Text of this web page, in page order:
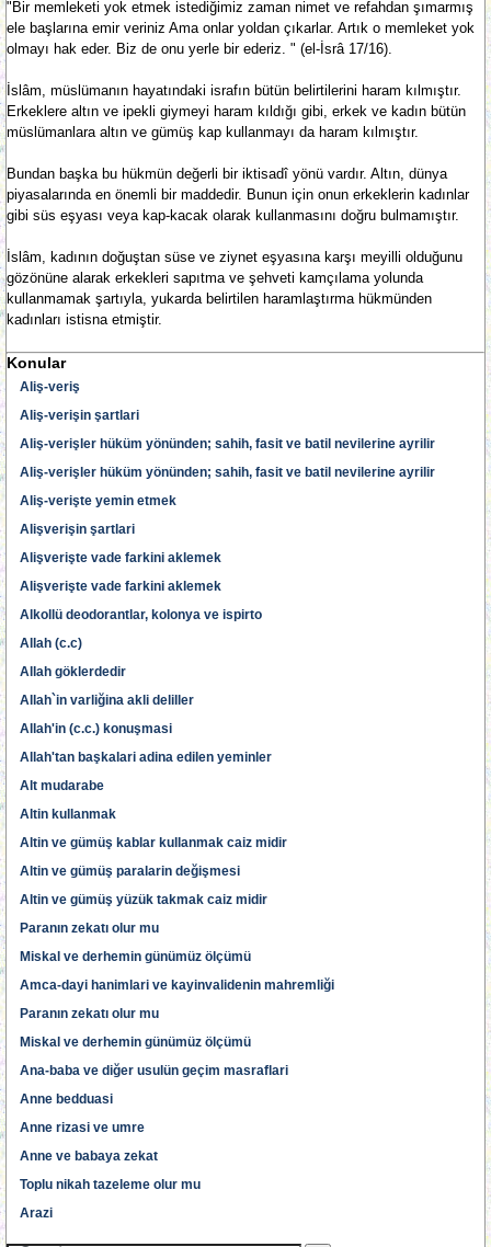
"Bir memleketi yok etmek istediğimiz zaman nimet ve refahdan şımarmış
ele başlarına emir veriniz Ama onlar yoldan çıkarlar. Artık o memleket yok
olmayı hak eder. Biz de onu yerle bir ederiz. " (el-İsrâ 17/16).
İslâm, müslümanın hayatındaki israfın bütün belirtilerini haram kılmıştır.
Erkeklere altın ve ipekli giymeyi haram kıldığı gibi, erkek ve kadın bütün
müslümanlara altın ve gümüş kap kullanmayı da haram kılmıştır.
Bundan başka bu hükmün değerli bir iktisadî yönü vardır. Altın, dünya
piyasalarında en önemli bir maddedir. Bunun için onun erkeklerin kadınlar
gibi süs eşyası veya kap-kacak olarak kullanmasını doğru bulmamıştır.
İslâm, kadının doğuştan süse ve ziynet eşyasına karşı meyilli olduğunu
gözönüne alarak erkekleri sapıtma ve şehveti kamçılama yolunda
kullanmamak şartıyla, yukarda belirtilen haramlaştırma hükmünden
kadınları istisna etmiştir.
Konular
Aliş-veriş
Aliş-verişin şartlari
Aliş-verişler hüküm yönünden; sahih, fasit ve batil nevilerine ayrilir
Aliş-verişler hüküm yönünden; sahih, fasit ve batil nevilerine ayrilir
Aliş-verişte yemin etmek
Alişverişin şartlari
Alişverişte vade farkini aklemek
Alişverişte vade farkini aklemek
Alkollü deodorantlar, kolonya ve ispirto
Allah (c.c)
Allah göklerdedir
Allah`in varliğina akli deliller
Allah'in (c.c.) konuşmasi
Allah'tan başkalari adina edilen yeminler
Alt mudarabe
Altin kullanmak
Altin ve gümüş kablar kullanmak caiz midir
Altin ve gümüş paralarin değişmesi
Altin ve gümüş yüzük takmak caiz midir
Paranın zekatı olur mu
Miskal ve derhemin günümüz ölçümü
Amca-dayi hanimlari ve kayinvalidenin mahremliği
Paranın zekatı olur mu
Miskal ve derhemin günümüz ölçümü
Ana-baba ve diğer usulün geçim masraflari
Anne bedduasi
Anne rizasi ve umre
Anne ve babaya zekat
Toplu nikah tazeleme olur mu
Arazi